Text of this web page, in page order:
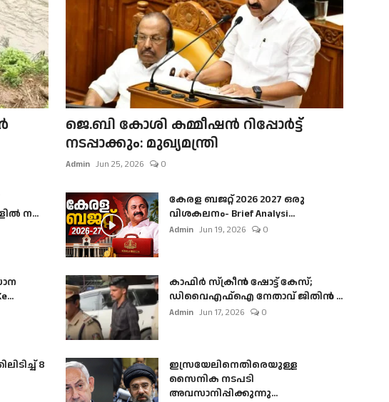
ജെ.ബി കോശി കമ്മീഷൻ റിപ്പോർട്ട്
നടപ്പാക്കും: മുഖ്യമന്ത്രി
Admin Jun 25, 2026 0
ന...
കേരള ബജറ്റ് 2026 2027 ഒരു
വിശകലനം- Brief Analysi...
Admin Jun 19, 2026 0
കാഫിർ സ്‌ക്രീൻ ഷോട്ട് കേസ്;
ഡിവൈഎഫ്ഐ നേതാവ് ജിതിൻ ...
Admin Jun 17, 2026 0
8
ഇസ്രയേലിനെതിരെയുള്ള
സൈനിക നടപടി
അവസാനിപ്പിക്കുന്നു...